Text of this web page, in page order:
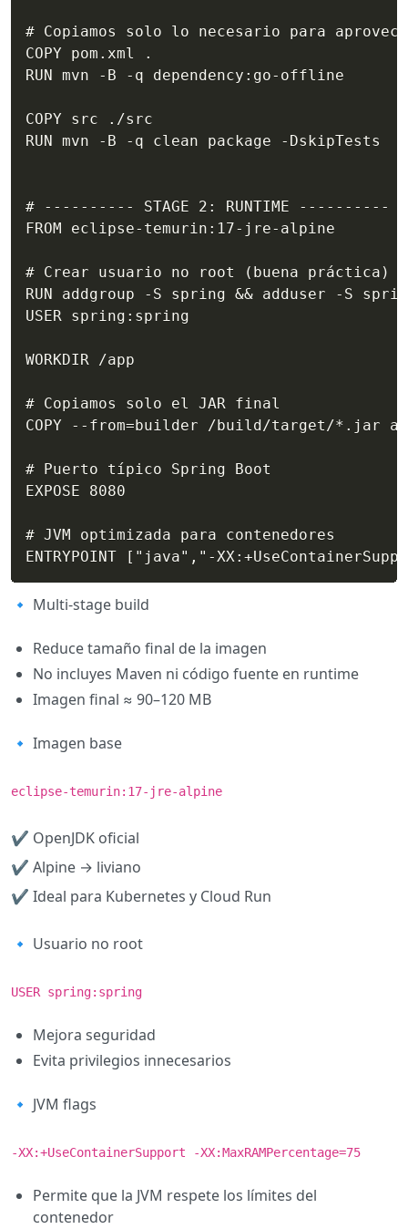
# Copiamos solo lo necesario para
COPY pom.xml .
RUN mvn -B -q dependency:go-offline
COPY src ./src
RUN mvn -B -q clean package -DskipTests
# ---------- STAGE 2: RUNTIME ----------
FROM eclipse-temurin:17-jre-alpine
# Crear usuario no root (buena práctica)
RUN addgroup -S spring && adduser -S
USER spring:spring
WORKDIR /app
# Copiamos solo el JAR final
COPY --from=builder /build/target/*.jar
# Puerto típico Spring Boot
EXPOSE 8080
# JVM optimizada para contenedores
ENTRYPOINT ["java","-
🔹 Multi-stage build
Reduce tamaño final de la imagen
No incluyes Maven ni código fuente en runtime
Imagen final ≈ 90–120 MB
🔹 Imagen base
eclipse-temurin:17-jre-alpine
✔ OpenJDK oficial
✔ Alpine → liviano
✔ Ideal para Kubernetes y Cloud Run
🔹 Usuario no root
USER spring:spring
Mejora seguridad
Evita privilegios innecesarios
🔹 JVM flags
-XX:+UseContainerSupport -XX:MaxRAMPercentage=75
Permite que la JVM respete los límites del
contenedor